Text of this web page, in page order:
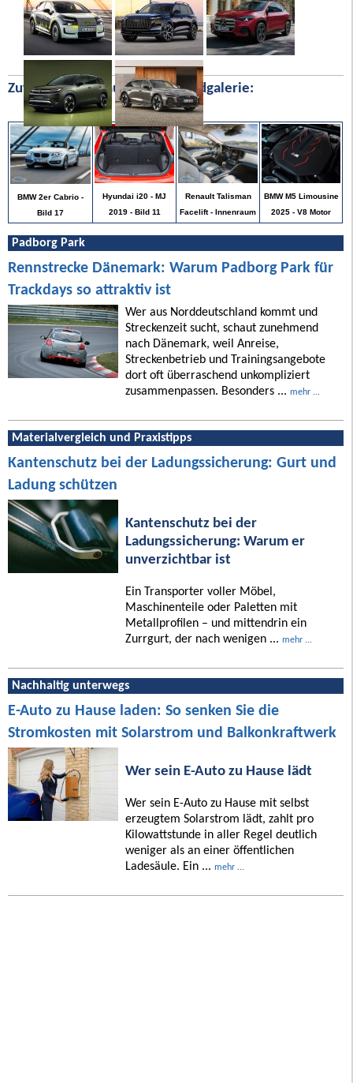
Zufällige Bilder aus unserer Bildgalerie:
BMW 2er Cabrio -
Bild 17
Hyundai i20 - MJ
2019 - Bild 11
Renault Talisman
Facelift - Innenraum
BMW M5 Limousine
2025 - V8 Motor
Padborg Park
Rennstrecke Dänemark: Warum Padborg Park für
Trackdays so attraktiv ist
Wer aus Norddeutschland kommt und
Streckenzeit sucht, schaut zunehmend
nach Dänemark, weil Anreise,
Streckenbetrieb und Trainingsangebote
dort oft überraschend unkompliziert
zusammenpassen. Besonders ... mehr ...
Materialvergleich und Praxistipps
Kantenschutz bei der Ladungssicherung: Gurt und
Ladung schützen
Kantenschutz bei der
Ladungssicherung: Warum er
unverzichtbar ist
Ein Transporter voller Möbel,
Maschinenteile oder Paletten mit
Metallprofilen – und mittendrin ein
Zurrgurt, der nach wenigen ... mehr ...
Nachhaltig unterwegs
E-Auto zu Hause laden: So senken Sie die
Stromkosten mit Solarstrom und Balkonkraftwerk
Wer sein E-Auto zu Hause lädt
Wer sein E-Auto zu Hause mit selbst
erzeugtem Solarstrom lädt, zahlt pro
Kilowattstunde in aller Regel deutlich
weniger als an einer öffentlichen
Ladesäule. Ein ... mehr ...